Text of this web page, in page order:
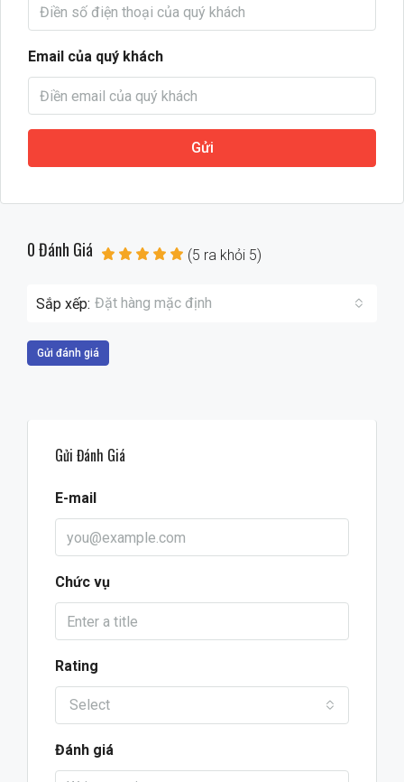
Email của quý khách
Gửi
0 Đánh Giá (5 ra khỏi 5)
Sắp xếp: Đặt hàng mặc định
Gửi đánh giá
Gửi Đánh Giá
E-mail
Chức vụ
Rating
Select
Đánh giá